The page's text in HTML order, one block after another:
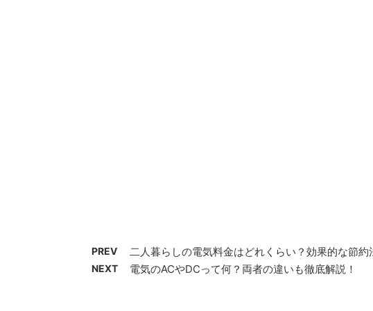
PREV 二人暮らしの電気料金はどれくらい？効果的な節約
NEXT 電気のACやDCって何？両者の違いも徹底解説！